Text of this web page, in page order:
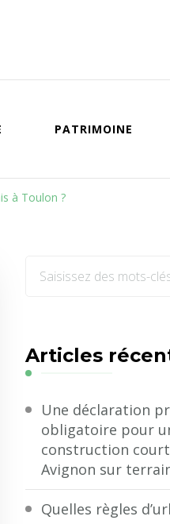
PATRIMOINE
à Toulon ?
Vous
?
Articles
Une déclaration
obligatoire pour
construction
Avignon sur
Quelles règles